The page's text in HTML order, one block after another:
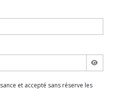
et accepté sans réserve les